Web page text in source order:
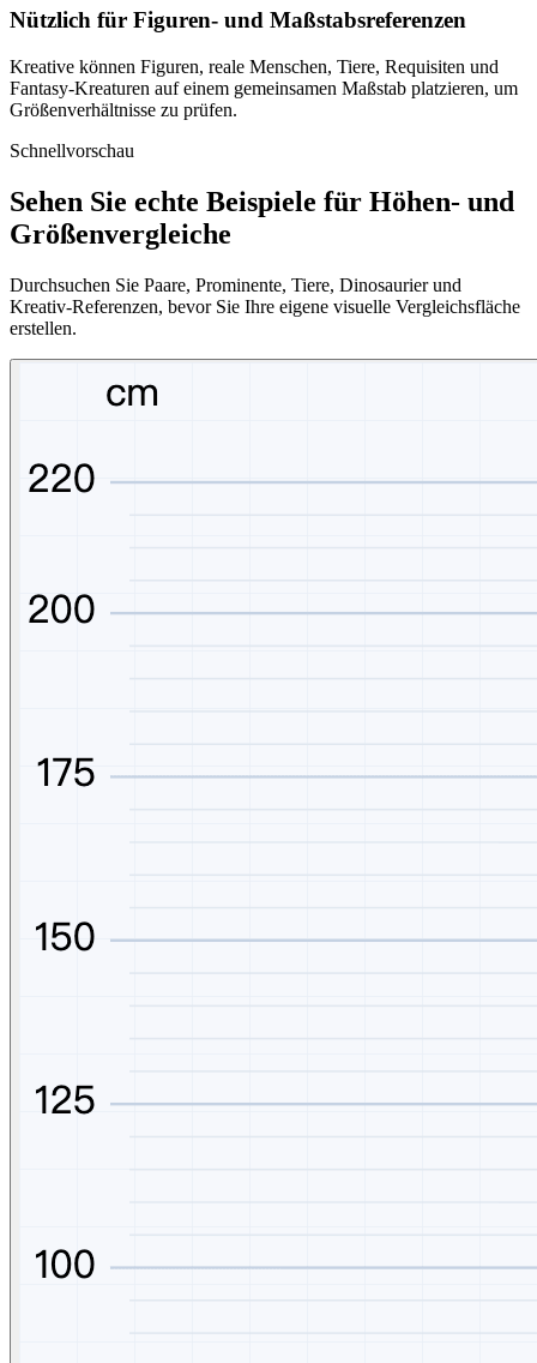
Nützlich für Figuren- und Maßstabsreferenzen
Kreative können Figuren, reale Menschen, Tiere, Requisiten und
Fantasy-Kreaturen auf einem gemeinsamen Maßstab platzieren, um
Größenverhältnisse zu prüfen.
Schnellvorschau
Sehen Sie echte Beispiele für Höhen- und
Größenvergleiche
Durchsuchen Sie Paare, Prominente, Tiere, Dinosaurier und
Kreativ-Referenzen, bevor Sie Ihre eigene visuelle Vergleichsfläche
erstellen.